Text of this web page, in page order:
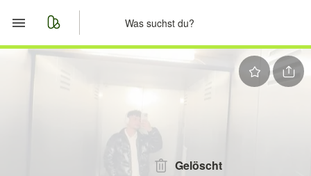
Nachrichten
Gelöscht